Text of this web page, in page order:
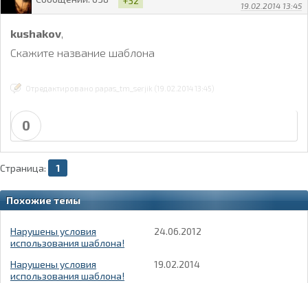
19.02.2014 13:45
kushakov
Скажите название шаблона
Отредактировано papas_tm_serjik (19.02.2014 13:45)
0
Страница: 1
Похожие темы
Нарушены условия
использования шаблона!
24.06.2012
Нарушены условия
использования шаблона!
19.02.2014